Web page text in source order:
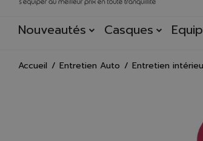
Nouveautés Casques
Accueil Entretien Auto Entretien